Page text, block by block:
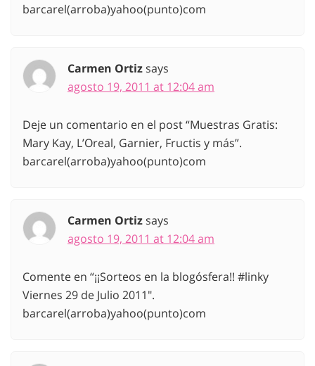
barcarel(arroba)yahoo(punto)com
Carmen Ortizsays
agosto 19, 2011 at 12:04 am
Deje un comentario en el post “Muestras Gratis:
Mary Kay, L’Oreal, Garnier, Fructis y más”.
barcarel(arroba)yahoo(punto)com
Carmen Ortizsays
agosto 19, 2011 at 12:04 am
Comente en “¡¡Sorteos en la blogósfera!! #linky
Viernes 29 de Julio 2011″.
barcarel(arroba)yahoo(punto)com